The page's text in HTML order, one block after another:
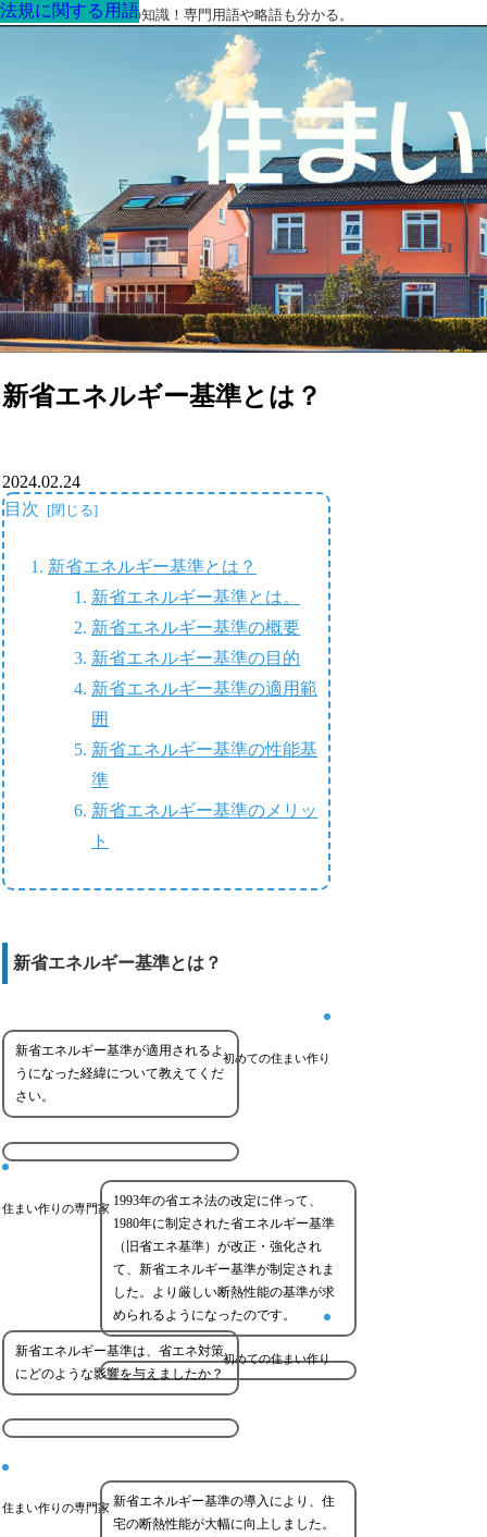
最高の家を作るための知識！専門用語や略語も分かる。
新省エネルギー基準とは？
法規に関する用語
2024.02.24
目次
新省エネルギー基準とは？
新省エネルギー基準とは。
新省エネルギー基準の概要
新省エネルギー基準の目的
新省エネルギー基準の適用範
囲
新省エネルギー基準の性能基
準
新省エネルギー基準のメリッ
ト
新省エネルギー基準とは？
初めての住まい作り
新省エネルギー基準が適用されるよ
うになった経緯について教えてくだ
さい。
住まい作りの専門家 1993年の省エネ法の改定に伴って、
1980年に制定された省エネルギー基準
（旧省エネ基準）が改正・強化され
て、新省エネルギー基準が制定されま
した。より厳しい断熱性能の基準が求
められるようになったのです。
初めての住まい作り
新省エネルギー基準は、省エネ対策
にどのような影響を与えましたか？
住まい作りの専門家 新省エネルギー基準の導入により、住
宅の断熱性能が大幅に向上しました。
法規に関する用語
法規に関する用語
法規に関する用語
法規に関する用語
法規に関する用語
法規に関する用語